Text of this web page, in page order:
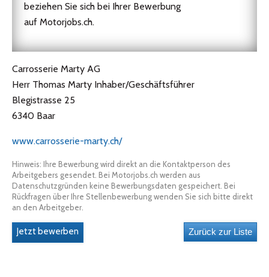
beziehen Sie sich bei Ihrer Bewerbung
auf Motorjobs.ch.​
Carrosserie Marty AG
Herr Thomas Marty Inhaber/Geschäftsführer
Blegistrasse 25
6340 Baar
www.carrosserie-marty.ch/
Hinweis: Ihre Bewerbung wird direkt an die Kontaktperson des
Arbeitgebers gesendet. Bei Motorjobs.ch werden aus
Datenschutzgründen keine Bewerbungsdaten gespeichert. Bei
Rückfragen über Ihre Stellenbewerbung wenden Sie sich bitte direkt
an den Arbeitgeber.
Jetzt bewerben